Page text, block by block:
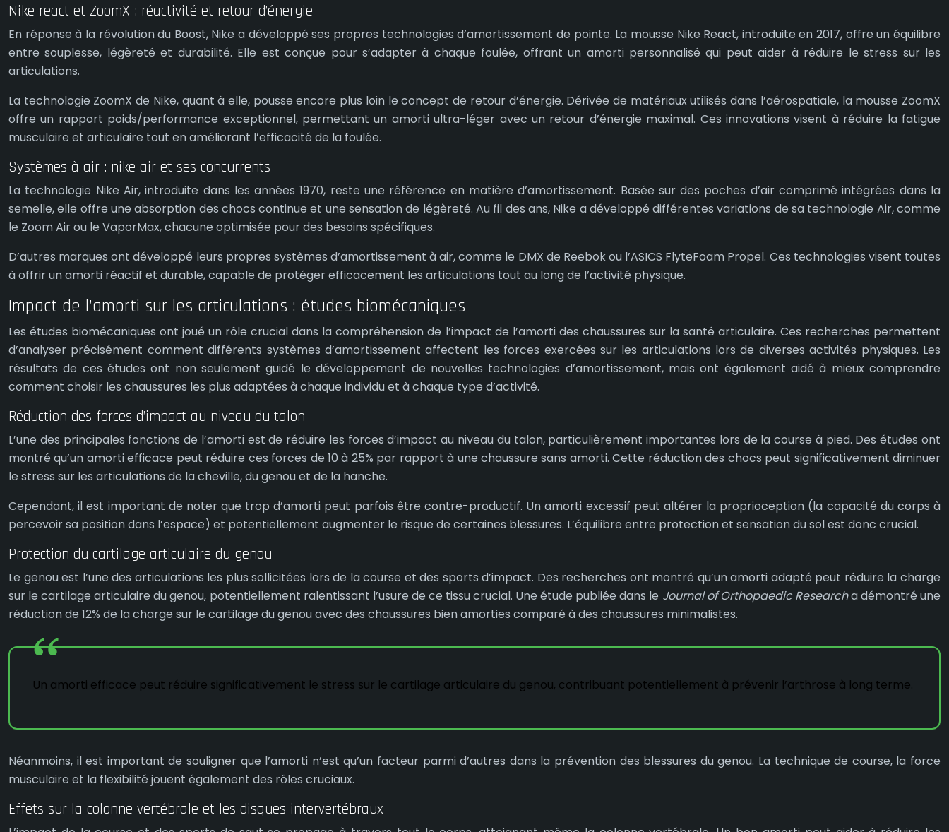
Nike react et ZoomX : réactivité et retour d’énergie
En réponse à la révolution du Boost, Nike a développé ses propres technologies d’amortissement de pointe. La mousse Nike React, introduite en 2017, offre un équilibre
entre souplesse, légèreté et durabilité. Elle est conçue pour s’adapter à chaque foulée, offrant un amorti personnalisé qui peut aider à réduire le stress sur les
articulations.
La technologie ZoomX de Nike, quant à elle, pousse encore plus loin le concept de retour d’énergie. Dérivée de matériaux utilisés dans l’aérospatiale, la mousse ZoomX
offre un rapport poids/performance exceptionnel, permettant un amorti ultra-léger avec un retour d’énergie maximal. Ces innovations visent à réduire la fatigue
musculaire et articulaire tout en améliorant l’efficacité de la foulée.
Systèmes à air : nike air et ses concurrents
La technologie Nike Air, introduite dans les années 1970, reste une référence en matière d’amortissement. Basée sur des poches d’air comprimé intégrées dans la
semelle, elle offre une absorption des chocs continue et une sensation de légèreté. Au fil des ans, Nike a développé différentes variations de sa technologie Air, comme
le Zoom Air ou le VaporMax, chacune optimisée pour des besoins spécifiques.
D’autres marques ont développé leurs propres systèmes d’amortissement à air, comme le DMX de Reebok ou l’ASICS FlyteFoam Propel. Ces technologies visent toutes
à offrir un amorti réactif et durable, capable de protéger efficacement les articulations tout au long de l’activité physique.
Impact de l’amorti sur les articulations : études biomécaniques
Les études biomécaniques ont joué un rôle crucial dans la compréhension de l’impact de l’amorti des chaussures sur la santé articulaire. Ces recherches permettent
d’analyser précisément comment différents systèmes d’amortissement affectent les forces exercées sur les articulations lors de diverses activités physiques. Les
résultats de ces études ont non seulement guidé le développement de nouvelles technologies d’amortissement, mais ont également aidé à mieux comprendre
comment choisir les chaussures les plus adaptées à chaque individu et à chaque type d’activité.
Réduction des forces d’impact au niveau du talon
L’une des principales fonctions de l’amorti est de réduire les forces d’impact au niveau du talon, particulièrement importantes lors de la course à pied. Des études ont
montré qu’un amorti efficace peut réduire ces forces de 10 à 25% par rapport à une chaussure sans amorti. Cette réduction des chocs peut significativement diminuer
le stress sur les articulations de la cheville, du genou et de la hanche.
Cependant, il est important de noter que trop d’amorti peut parfois être contre-productif. Un amorti excessif peut altérer la proprioception (la capacité du corps à
percevoir sa position dans l’espace) et potentiellement augmenter le risque de certaines blessures. L’équilibre entre protection et sensation du sol est donc crucial.
Protection du cartilage articulaire du genou
Le genou est l’une des articulations les plus sollicitées lors de la course et des sports d’impact. Des recherches ont montré qu’un amorti adapté peut réduire la charge
sur le cartilage articulaire du genou, potentiellement ralentissant l’usure de ce tissu crucial. Une étude publiée dans le Journal of Orthopaedic Researcha démontré une
réduction de 12% de la charge sur le cartilage du genou avec des chaussures bien amorties comparé à des chaussures minimalistes.
Un amorti efficace peut réduire significativement le stress sur le cartilage articulaire du genou, contribuant potentiellement à prévenir l’arthrose à long terme.
Néanmoins, il est important de souligner que l’amorti n’est qu’un facteur parmi d’autres dans la prévention des blessures du genou. La technique de course, la force
musculaire et la flexibilité jouent également des rôles cruciaux.
Effets sur la colonne vertébrale et les disques intervertébraux